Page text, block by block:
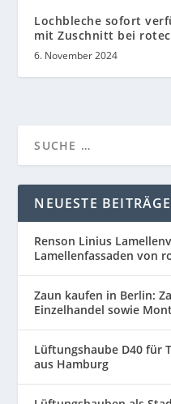
Lochbleche sofort
mit Zuschnitt bei rotec
6. November 2024
NEUESTE BEITRÄGE
Renson Linius
Lamellenfassaden von
Zaun kaufen in Berlin:
Einzelhandel sowie
Lüftungshaube D40 für
aus Hamburg